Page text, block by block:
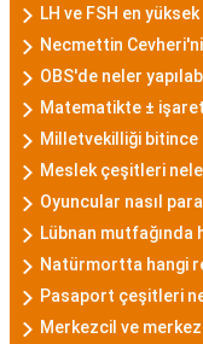
LH ve FSH en
Necmettin
OBS'de neler
Matematikte ±
Milletvekilliği bitince
Meslek çeşitleri
Oyuncular nasıl
Lübnan mutfağında
Natürmortta hangi
Pasaport çeşitleri
Merkezcil ve